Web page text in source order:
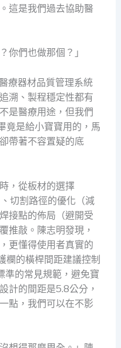
這是我們過去協助醫
你們也做那個？」
療器材品質管理系統
溯、製程穩定性都有
是醫療用途，但我們
是給小寶寶用的，馬
帶著不容置疑的底
，從板材的選擇
切割路徑的優化（減
接點的佈局（避開受
推敲。陳志明發現，
更懂得使用者真實的
的橫桿間距建議控制
準的常見規範，避免寶
計的間距是5.8公分，
點，我們可以在不影